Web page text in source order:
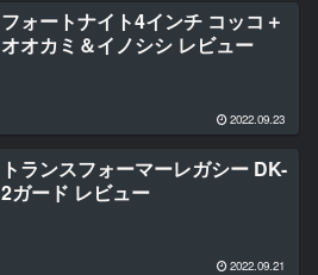
フォートナイト4インチ コッコ＋
オオカミ＆イノシシ レビュー
2022.09.23
トランスフォーマーレガシー DK-
2ガード レビュー
2022.09.21